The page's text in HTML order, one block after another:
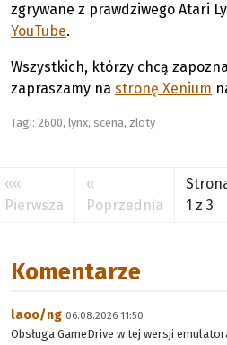
zgrywane z prawdziwego Atari
YouTube.
Wszystkich, którzy chcą
zapraszamy na stronę Xenium
Tagi: 2600, lynx, scena, zloty
««
Pierwsza
«
Poprzednia
1 z 3
Komentarze
laoo/ng 06.08.2026 11:50
Obsługa GameDrive w tej wersji